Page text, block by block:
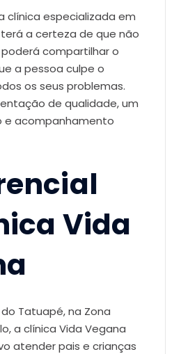
clínica especializada em
a certeza de que não
compartilhar o
a pessoa culpe o
os seus problemas.
de qualidade, um
acompanhamento
Vida
Tatuapé, na Zona
a clínica Vida Vegana
atender pais e crianças